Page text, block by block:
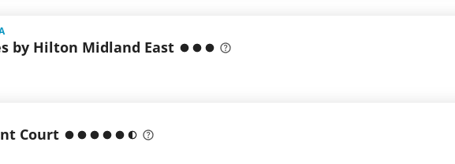
by Hilton Midland East
Court